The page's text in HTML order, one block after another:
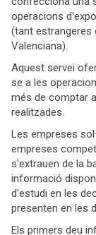
operacions
(tant estrangeres
Valenciana).
Aquest servei
se a les
més de comptar
realitzades.
Les empreses
empreses
s'extrauen de la
informació
d'estudi en les
presenten en les
Els primers deu